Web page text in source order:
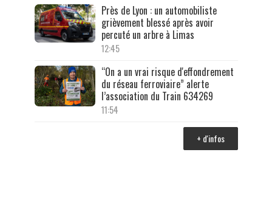
Près de Lyon : un automobiliste
grièvement blessé après avoir
percuté un arbre à Limas
12:45
“On a un vrai risque d'effondrement
du réseau ferroviaire” alerte
l’association du Train 634269
11:54
+ d'infos